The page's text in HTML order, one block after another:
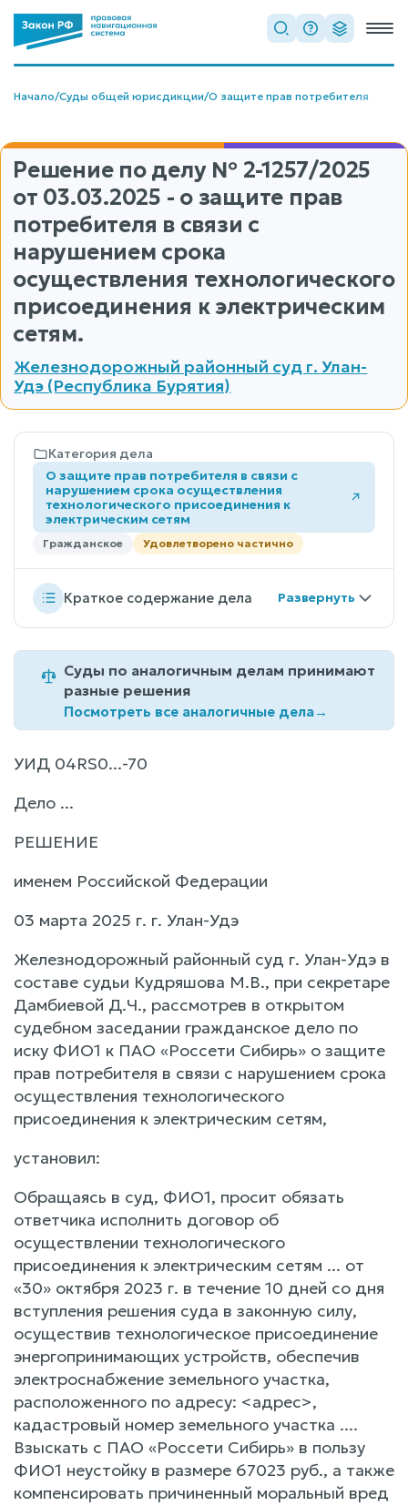
Начало/Суды общей юрисдикции/О защите прав потребителя
Решение по делу № 2-1257/2025
от 03.03.2025 - о защите прав
потребителя в связи с
нарушением срока
осуществления технологического
присоединения к электрическим
сетям.
Железнодорожный районный суд г. Улан-
Удэ (Республика Бурятия)
Категория дела
О защите прав потребителя в связи с
нарушением срока осуществления
технологического присоединения к
электрическим сетям
Гражданское Удовлетворено частично
Краткое содержание дела
Суды по аналогичным делам принимают
разные решения
Посмотреть все аналогичные дела→
УИД 04RS0...-70
Дело ...
РЕШЕНИЕ
именем Российской Федерации
03 марта 2025 г. г. Улан-Удэ
Железнодорожный районный суд г. Улан-Удэ в
составе судьи Кудряшова М.В., при секретаре
Дамбиевой Д.Ч., рассмотрев в открытом
судебном заседании гражданское дело по
иску ФИО1 к ПАО «Россети Сибирь» о защите
прав потребителя в связи с нарушением срока
осуществления технологического
присоединения к электрическим сетям,
установил:
Обращаясь в суд, ФИО1, просит обязать
ответчика исполнить договор об
осуществлении технологического
присоединения к электрическим сетям ... от
«30» октября 2023 г. в течение 10 дней со дня
вступления решения суда в законную силу,
осуществив технологическое присоединение
энергопринимающих устройств, обеспечив
электроснабжение земельного участка,
расположенного по адресу: <адрес>,
кадастровый номер земельного участка ....
Взыскать с ПАО «Россети Сибирь» в пользу
ФИО1 неустойку в размере 67023 руб., а также
компенсировать причиненный моральный вред